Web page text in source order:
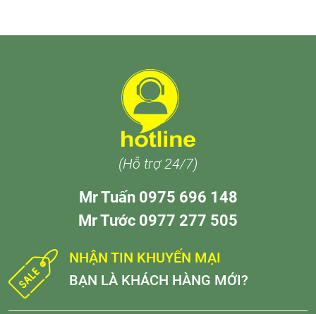
(Hỗ trợ 24/7)
Mr Tuấn 0975 696 148
Mr Tước 0977 277 505
NHẬN TIN KHUYẾN MẠI
BẠN LÀ KHÁCH HÀNG MỚI?